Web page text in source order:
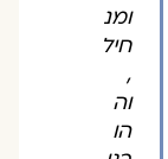
ומנ
חיל
,
וה
הו